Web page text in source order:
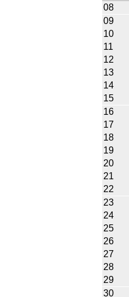
08
09
10
11
12
13
14
15
16
17
18
19
20
21
22
23
24
25
26
27
28
29
30